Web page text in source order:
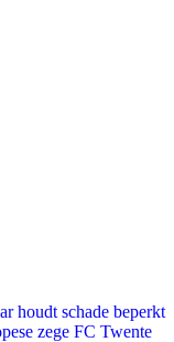
houdt schade beperkt
zege FC Twente